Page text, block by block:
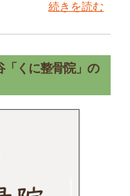
続きを読む
くに整骨院」の